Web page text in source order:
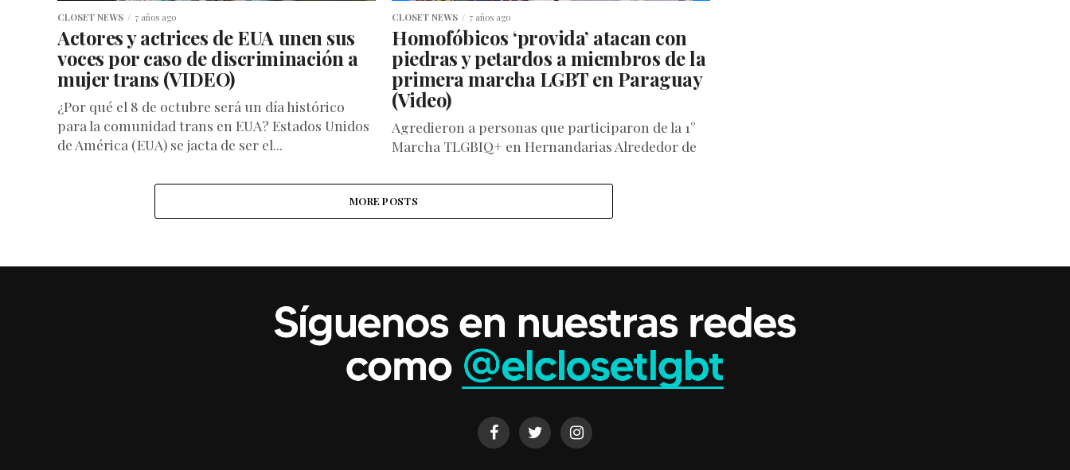
CLOSET NEWS 7 años ago
Actores y actrices de EUA unen sus
voces por caso de discriminación a
mujer trans (VIDEO)
¿Por qué el 8 de octubre será un día histórico
para la comunidad trans en EUA? Estados Unidos
de América (EUA) se jacta de ser el...
CLOSET NEWS 7 años ago
Homofóbicos ‘provida’ atacan con
piedras y petardos a miembros de la
primera marcha LGBT en Paraguay
(Video)
Agredieron a personas que participaron de la 1°
Marcha TLGBIQ+ en Hernandarias Alrededor de
diversidad sexual participaron el sábado...
MORE POSTS